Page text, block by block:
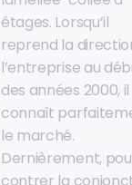
étages. Lorsqu’il
reprend la
l’entreprise au
des années 2000, il
connaît
le marché.
Dernièrement,